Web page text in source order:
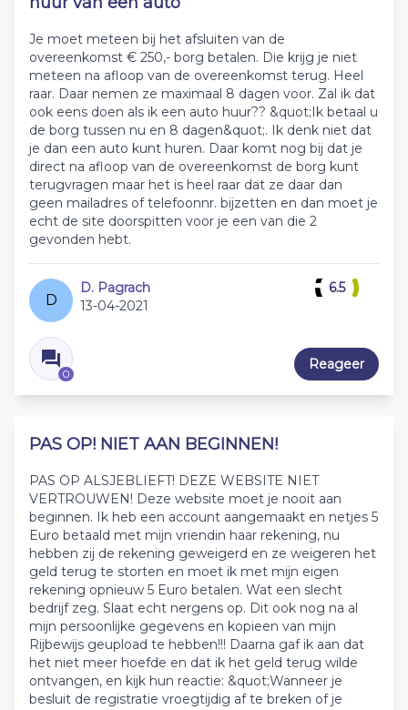
Je moet meteen bij het afsluiten van de
overeenkomst € 250,- borg betalen. Die krijg je niet
meteen na afloop van de overeenkomst terug. Heel
raar. Daar nemen ze maximaal 8 dagen voor. Zal ik dat
ook eens doen als ik een auto huur?? &quot;Ik betaal u
de borg tussen nu en 8 dagen&quot;. Ik denk niet dat
je dan een auto kunt huren. Daar komt nog bij dat je
direct na afloop van de overeenkomst de borg kunt
terugvragen maar het is heel raar dat ze daar dan
geen mailadres of telefoonnr. bijzetten en dan moet je
echt de site doorspitten voor je een van die 2
gevonden hebt.
D
D. Pagrach
13-04-2021
0
6.5
Reageer
PAS OP! NIET AAN BEGINNEN!
PAS OP ALSJEBLIEFT! DEZE WEBSITE NIET
VERTROUWEN! Deze website moet je nooit aan
beginnen. Ik heb een account aangemaakt en netjes 5
Euro betaald met mijn vriendin haar rekening, nu
hebben zij de rekening geweigerd en ze weigeren het
geld terug te storten en moet ik met mijn eigen
rekening opnieuw 5 Euro betalen. Wat een slecht
bedrijf zeg. Slaat echt nergens op. Dit ook nog na al
mijn persoonlijke gegevens en kopieen van mijn
Rijbewijs geupload te hebben!!! Daarna gaf ik aan dat
het niet meer hoefde en dat ik het geld terug wilde
ontvangen, en kijk hun reactie: &quot;Wanneer je
besluit de registratie vroegtijdig af te breken of je